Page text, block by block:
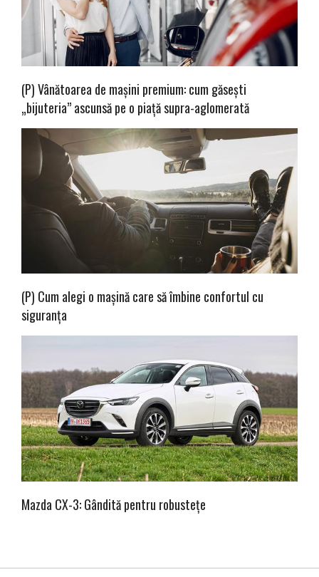
(P) Vânătoarea de mașini premium: cum găsești
„bijuteria” ascunsă pe o piață supra-aglomerată
(P) Cum alegi o mașină care să îmbine confortul cu
siguranța
Mazda CX-3: Gândită pentru robustețe